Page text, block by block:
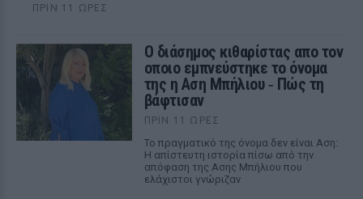
ΠΡΙΝ 11 ΏΡΕΣ
Ο διάσημος κιθαρίστας απο τον
οποιο εμπνεύστηκε το όνομα
της η Αση Μπήλιου ‑ Πώς τη
βάφτισαν
ΠΡΙΝ 11 ΏΡΕΣ
Το πραγματικό της όνομα δεν είναι Αση:
Η απίστευτη ιστορία πίσω από την
απόφαση της Ασης Μπήλιου που
ελάχιστοι γνώριζαν